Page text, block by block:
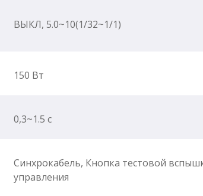
ВЫКЛ, 5.0~10(1/32~1/1)
150 Вт
0,3~1.5 с
Синхрокабель, Кнопка тестовой
управления